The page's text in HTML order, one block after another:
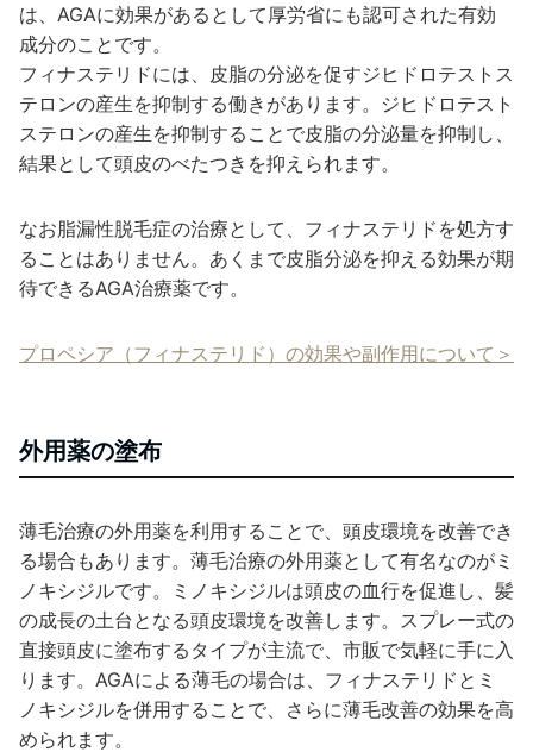
は、AGAに効果があるとして厚労省にも認可された有効
成分のことです。
フィナステリドには、皮脂の分泌を促すジヒドロテストス
テロンの産生を抑制する働きがあります。ジヒドロテスト
ステロンの産生を抑制することで皮脂の分泌量を抑制し、
結果として頭皮のべたつきを抑えられます。
なお脂漏性脱毛症の治療として、フィナステリドを処方す
ることはありません。あくまで皮脂分泌を抑える効果が期
待できるAGA治療薬です。
プロペシア（フィナステリド）の効果や副作用について＞
外用薬の塗布
薄毛治療の外用薬を利用することで、頭皮環境を改善でき
る場合もあります。薄毛治療の外用薬として有名なのがミ
ノキシジルです。ミノキシジルは頭皮の血行を促進し、髪
の成長の土台となる頭皮環境を改善します。スプレー式の
直接頭皮に塗布するタイプが主流で、市販で気軽に手に入
ります。AGAによる薄毛の場合は、フィナステリドとミ
ノキシジルを併用することで、さらに薄毛改善の効果を高
められます。